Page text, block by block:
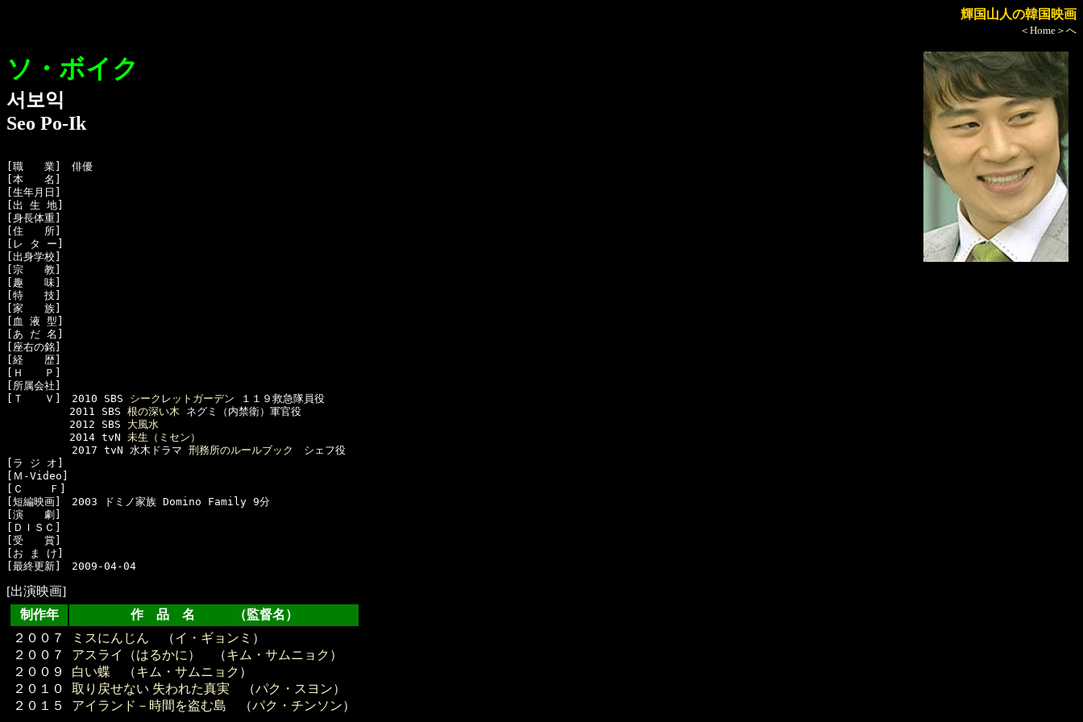
輝国山人の韓国映画
＜Home＞へ
ソ・ボイク
서보익
Seo Po-Ik
[職　　業]　俳優
[本　　名]
[生年月日]
[出 生 地]
[身長体重]
[住　　所]
[レ タ ー]
[出身学校]
[宗　　教]
[趣　　味]
[特　　技]
[家　　族]
[血 液 型]
[あ だ 名]
[座右の銘]
[経　　歴]
[Ｈ　　Ｐ]
[所属会社]
[Ｔ　　Ｖ]　2010 SBS シークレットガーデン １１９救急隊員役
2011 SBS 根の深い木 ネグミ（内禁衛）軍官役
2012 SBS 大風水
2014 tvN 未生（ミセン）
  　　　　　2017 tvN 水木ドラマ
刑務所のルールブック
シェフ役
[ラ ジ オ]
[Ｍ-Video]
[Ｃ    Ｆ]
[短編映画]　2003 ドミノ家族 Domino Family 9分
[演　　劇]
[ＤＩＳＣ]
[受　　賞]
[お ま け]
[出演映画]
制作年
作 品 名 （監督名）
２００７
２００７
２００９
２０１０
２０１５
ミスにんじん （イ・ギョンミ ）
アスライ（はるかに）
（キム・サムニョク ）
白い蝶 （キム・サムニョク ）
取り戻せない 失われた真実 （パク・スヨン）
アイランド－時間を盗む島 （パク・チンソン）